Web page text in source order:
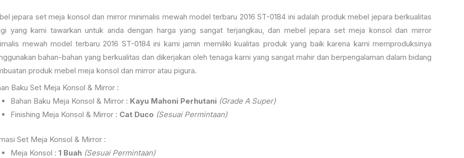
jepara set meja konsol dan mirror minimalis mewah model terbaru 2016 ST-0184 ini adalah produk mebel jepara berkualitas
yang kami tawarkan untuk anda dengan harga yang sangat terjangkau, dan mebel jepara set meja konsol dan mirror
mewah model terbaru 2016 ST-0184 ini kami jamin memiliki kualitas produk yang baik karena kami memproduksinya
bahan-bahan yang berkualitas dan dikerjakan oleh tenaga kami yang sangat mahir dan berpengalaman dalam bidang
produk mebel meja konsol dan mirror atau pigura.
Baku Set Meja Konsol & Mirror :
Bahan Baku Meja Konsol & Mirror : Kayu Mahoni Perhutani (Grade A Super)
Finishing Meja Konsol & Mirror : Cat Duco (Sesuai Permintaan)
Set Meja Konsol & Mirror :
Meja Konsol : 1 Buah (Sesuai Permintaan)